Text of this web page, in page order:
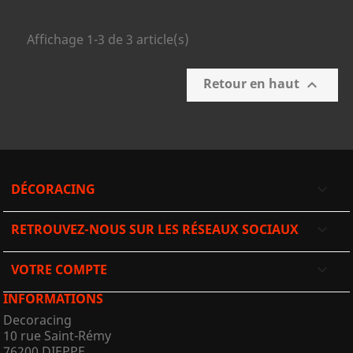
Affichage 1-3 de 3 article(s)
Retour en haut 
DÉCORACING
RETROUVEZ-NOUS SUR LES RÉSEAUX SOCIAUX
VOTRE COMPTE
INFORMATIONS
Decoracing
10 rue Saint-Rémy